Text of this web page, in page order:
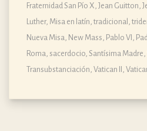
Fraternidad San Pío X Jean Guitton
Luther, Misa en latín, tradicional,
Nueva Misa New Mass Pablo VI
Roma sacerdocio Santísima Madre
Transubstanciación Vatican II